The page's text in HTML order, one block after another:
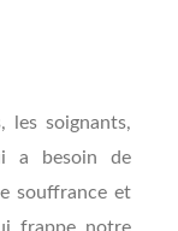
les soignants,
a besoin de
souffrance et